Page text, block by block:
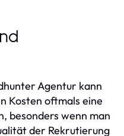
Agentur kann
Kosten oftmals eine
besonders wenn man
der Rekrutierung